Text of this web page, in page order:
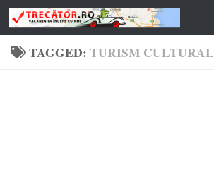
Skip to content
TAGGED:TURISM CULTURAL